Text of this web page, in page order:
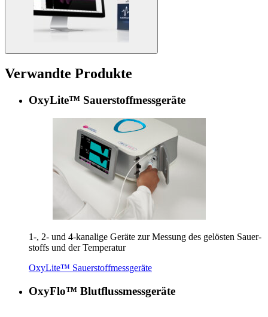
Verwandte Produkte
OxyLite™ Sauerstoffmessgeräte
1‑, 2- und 4‑kanalige Geräte zur Mes­sung des gelösten Sauer­
stoffs und der Temperatur
OxyLite™ Sauerstoffmessgeräte
OxyFlo™ Blutflussmessgeräte